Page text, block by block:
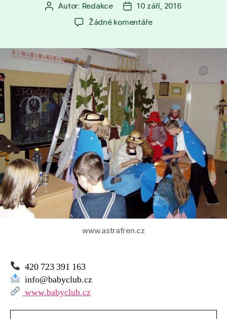
Autor
příspěvku
Autor: Redakce
Datum
příspěvku
10 září, 2016
Žádné komentářeu
centrum
–
MC
Oasa
www.astrafren.cz
420 723 391 163
info@babyclub.cz
www.babyclub.cz